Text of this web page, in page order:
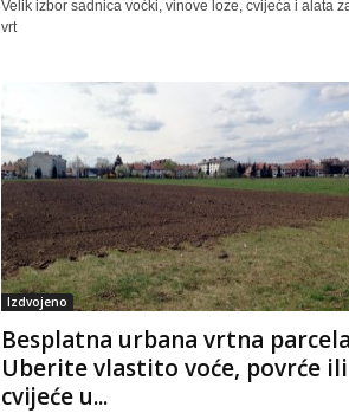
Velik izbor sadnica voćki, vinove loze, cvijeća i alata
vrt
Izdvojeno
Besplatna urbana vrtna
Uberite vlastito voće, povrće ili
cvijeće u...